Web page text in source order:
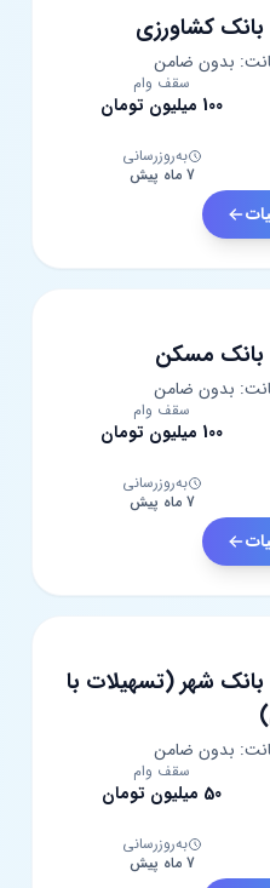
کشاورزی
بدون ضامن
سقف وام
100 میلیون تومان
به‌روزرسانی
7 ماه پیش
بانک مسکن
بدون ضامن
سقف وام
100 میلیون تومان
به‌روزرسانی
7 ماه پیش
شهر (تسهیلات با
بدون ضامن
سقف وام
50 میلیون تومان
به‌روزرسانی
7 ماه پیش